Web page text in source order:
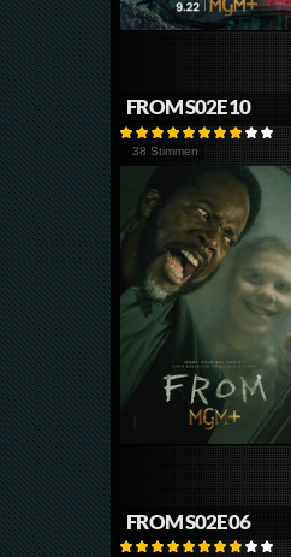
FROM S02E10
38 Stimmen
FROM S02E06